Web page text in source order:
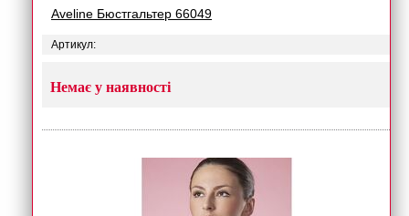
Aveline Бюстгальтер 66049
Артикул:
Немає у наявності